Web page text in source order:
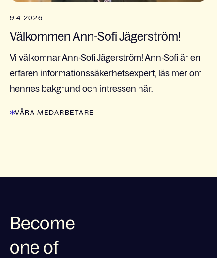
9.4.2026
Välkommen Ann-Sofi Jägerström!
Vi välkomnar Ann-Sofi Jägerström! Ann-Sofi är en
erfaren informationssäkerhetsexpert, läs mer om
hennes bakgrund och intressen här.
VÅRA MEDARBETARE
Become
one of